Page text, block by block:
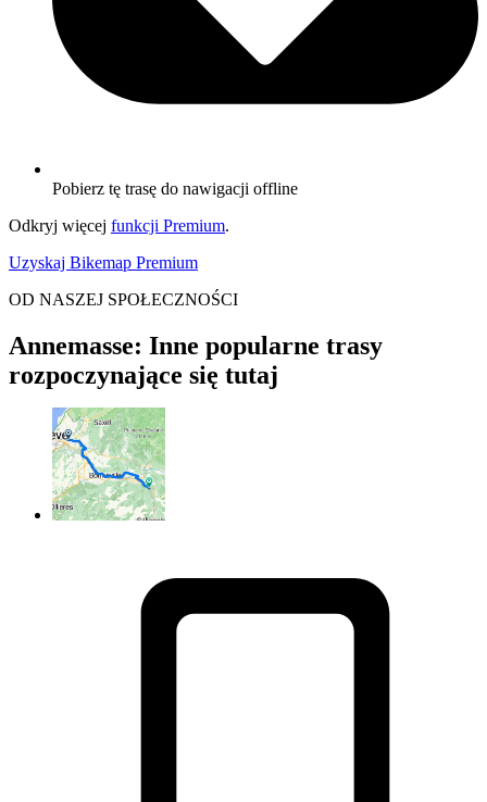
Pobierz tę trasę do nawigacji offline
Odkryj więcej funkcji Premium.
Uzyskaj Bikemap Premium
OD NASZEJ SPOŁECZNOŚCI
Annemasse: Inne popularne trasy
rozpoczynające się tutaj